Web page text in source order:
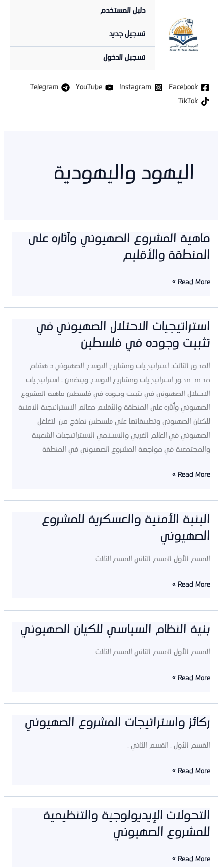
المحتوى
دليل المستخدم
تسجيل جديد
تسجيل الدخول
Facebook
Instagram
YouTube
Telegram
TikTok
اليهود واليهودية
ماهية المشروع الصهيوني وأثاره على
المنطقة والأقليم
ماهية
المشروع
وأثاره
المنطقة
والأقليم
Read More »
استراتيجيات الاحتلال الصهيوني في
تثبيت وجوده في فلسطين
المحور الثالث: استراتيجيات ومشاريع التوسع الصهيوني د هشام
محمد محور استراتيجيات ومشاريع التوسع ويتضمن : استراتيجيات
الاحتلال الصهيوني في تثبيت وجوده في فلسطين ماهية المشروع
الصهيوني وأثاره على المنطقة والأقليم معالم الاستراتيجية الامنية
للكيان الصهيوني وتطبيقاتها على فلسطين نماذج من التغلغل
الصهيوني في العالم الغربي والاسلامي الاستراتيجيات الشعبية
والمجتمعية في مواجهة المشروع الصهيوني في المنطقة
استراتيجيات
الاحتلال
الصهيوني
في
تثبيت
وجوده
في
فلسطين
Read More »
البنبة الأمنية والعسكرية للمشروع
الصهيوني
القسم الأول القسم الثاني القسم الثالث
البنبة
الأمنية
والعسكرية
للمشروع
Read More »
بنية النظام السياسي للكيان الصهيوني
القسم الأول القسم الثاني القسم الثالث
بنية
السياسي
الصهيوني
Read More »
ركائز واستراتيجات المشروع الصهيوني
القسم الأول . القسم الثاني .
ركائز
المشروع
Read More »
التحولات الإيديولوجية والتنظيمية
للمشروع الصهيوني
التحولات
الإيديولوجية
والتنظيمية
للمشروع
Read More »